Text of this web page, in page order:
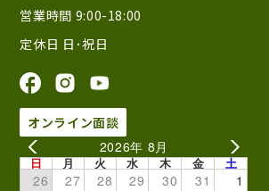
営業時間 9:00-18:00
定休日 日･祝日
オンライン面談
2026年 8月
日 月 火 水 木 金 土
26 27 28 29 30 31 1